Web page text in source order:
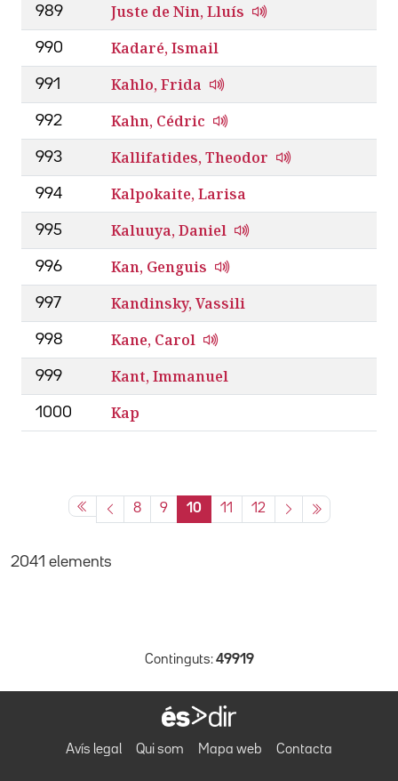
989 Juste de Nin, Lluís
990 Kadaré, Ismail
991 Kahlo, Frida
992 Kahn, Cédric
993 Kallifatides, Theodor
994 Kalpokaite, Larisa
995 Kaluuya, Daniel
996 Kan, Genguis
997 Kandinsky, Vassili
998 Kane, Carol
999 Kant, Immanuel
1000 Kap
8 9 10 11 12
2041 elements
Continguts: 49919
Avís legal Qui som Mapa web Contacta